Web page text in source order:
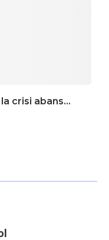
crisi abans...